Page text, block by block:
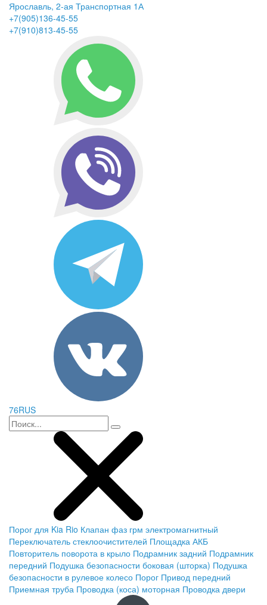
Ярославль, 2-ая Транспортная 1А
+7(905)136-45-55
+7(910)813-45-55
76RUS
Порог для Kia Rio Клапан фаз грм электромагнитный
Переключатель стеклоочистителей Площадка АКБ
Повторитель поворота в крыло Подрамник задний Подрамник
передний Подушка безопасности боковая (шторка) Подушка
безопасности в рулевое колесо Порог Привод передний
Приемная труба Проводка (коса) моторная Проводка двери